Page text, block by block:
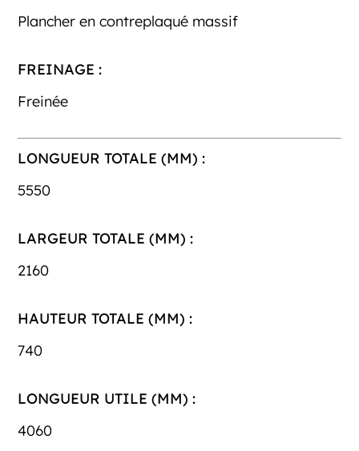
Plancher en contreplaqué massif
FREINAGE :
Freinée
LONGUEUR TOTALE (MM) :
5550
LARGEUR TOTALE (MM) :
2160
HAUTEUR TOTALE (MM) :
740
LONGUEUR UTILE (MM) :
4060